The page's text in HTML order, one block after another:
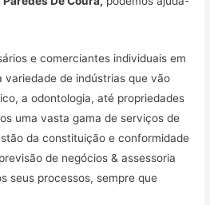
e comerciantes individuais em
variedade de indústrias que vão
a odontologia, até propriedades
uma vasta gama de serviços de
da constituição e conformidade
de negócios & assessoria
seus processos, sempre que